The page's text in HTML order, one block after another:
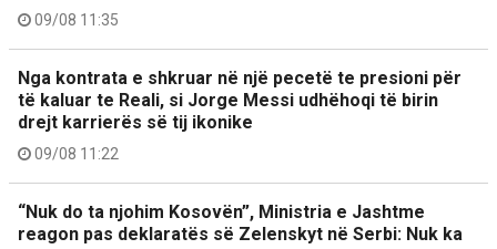
09/08 11:35
Nga kontrata e shkruar në një pecetë te presioni për
të kaluar te Reali, si Jorge Messi udhëhoqi të birin
drejt karrierës së tij ikonike
09/08 11:22
“Nuk do ta njohim Kosovën”, Ministria e Jashtme
reagon pas deklaratës së Zelenskyt në Serbi: Nuk ka